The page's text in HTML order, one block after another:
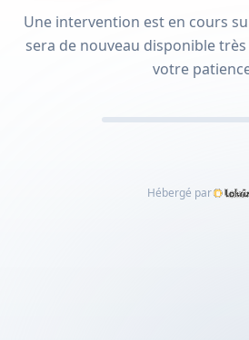
Une intervention est en cours
sera de nouveau disponible
votre
Hébergé par